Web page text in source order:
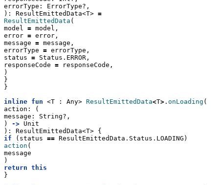
errorType: ErrorType?,
): ResultEmittedData<T> =
ResultEmittedData (
model = model,
error = error,
message = message,
errorType = errorType,
status = Status.ERROR,
responseCode = responseCode,
)
}
}
inline fun <T : Any> ResultEmittedData<T> . onLoading (
action: (
message: String?,
) -> Unit
): ResultEmittedData<T> {
if (status ==
action (
message
)
return this
}